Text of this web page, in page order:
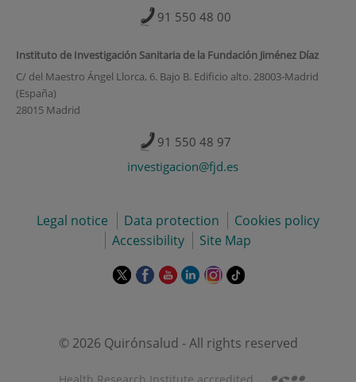
91 550 48 00
Instituto de Investigación Sanitaria de la Fundación Jiménez Díaz
C/ del Maestro Ángel Llorca, 6. Bajo B. Edificio alto. 28003-Madrid
(España)
28015 Madrid
91 550 48 97
investigacion@fjd.es
Legal notice Data protection
Cookies policy
Accessibility
Site Map
This
in
pop-
This
in
pop-
This
in
pop-
This
in
This
in
pop-
Link
© 2026 Quirónsalud - All rights reserved